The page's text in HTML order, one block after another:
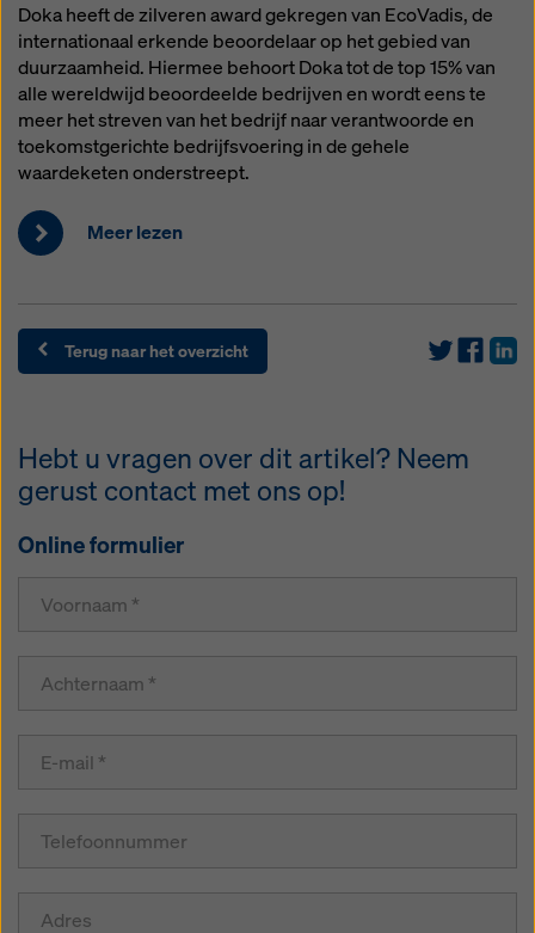
Doka heeft de zilveren award gekregen van EcoVadis, de
internationaal erkende beoordelaar op het gebied van
duurzaamheid. Hiermee behoort Doka tot de top 15% van
alle wereldwijd beoordeelde bedrijven en wordt eens te
meer het streven van het bedrijf naar verantwoorde en
toekomstgerichte bedrijfsvoering in de gehele
waardeketen onderstreept.
Meer lezen
Terug naar het overzicht
Hebt u vragen over dit artikel? Neem
gerust contact met ons op!
Online formulier